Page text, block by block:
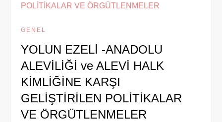
GENEL
YOLUN EZELİ -ANADOLU
ALEVİLİĞİ ve ALEVİ HALK
KİMLİĞİNE KARŞI
GELİŞTİRİLEN POLİTİKALAR
VE ÖRGÜTLENMELER